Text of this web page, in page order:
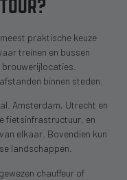
praktische keuze
treinen en bussen
binnen steden.
Amsterdam, Utrecht en
fietsinfrastructuur, en
elkaar. Bovendien kun
landschappen.
chauffeur of